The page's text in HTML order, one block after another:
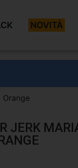
NOVITÀ
JERK